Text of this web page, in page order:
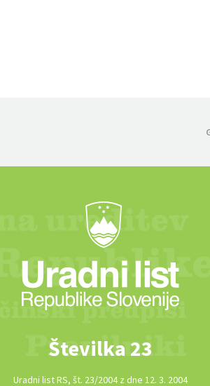
Številka 23
Uradni list RS, št. 23/2004 z dne 12. 3. 2004